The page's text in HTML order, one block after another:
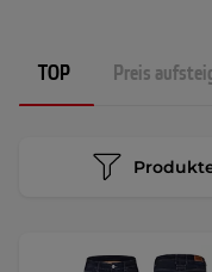
TOP Preis